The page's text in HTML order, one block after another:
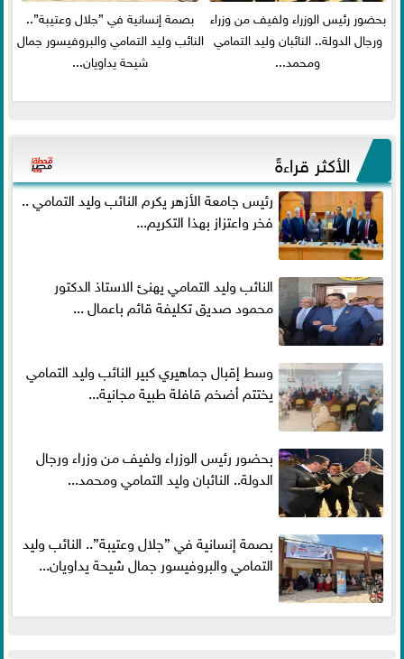
بحضور رئيس الوزراء ولفيف من وزراء
ورجال الدولة.. النائبان وليد التمامي
ومحمد...
بصمة إنسانية في ”جلال وعتيبة”..
النائب وليد التمامي والبروفيسور جمال
شيحة يداويان...
الأكثر قراءةً
رئيس جامعة الأزهر يكرم النائب وليد التمامي ..
فخر واعتزاز بهذا التكريم...
النائب وليد التمامي يهنئ الاستاذ الدكتور
محمود صديق تكليفة قائم باعمال ...
وسط إقبال جماهيري كبير النائب وليد التمامي
يختتم أضخم قافلة طبية مجانية...
بحضور رئيس الوزراء ولفيف من وزراء ورجال
الدولة.. النائبان وليد التمامي ومحمد...
بصمة إنسانية في ”جلال وعتيبة”.. النائب وليد
التمامي والبروفيسور جمال شيحة يداويان...